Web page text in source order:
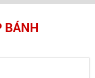
BÁNH